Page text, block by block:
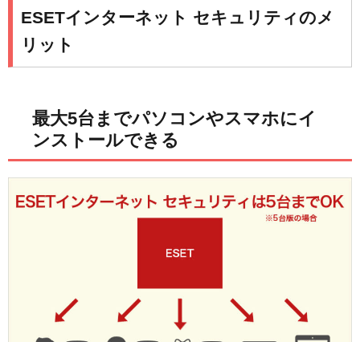
ESETインターネット セキュリティのメ
リット
最大5台までパソコンやスマホにイ
ンストールできる